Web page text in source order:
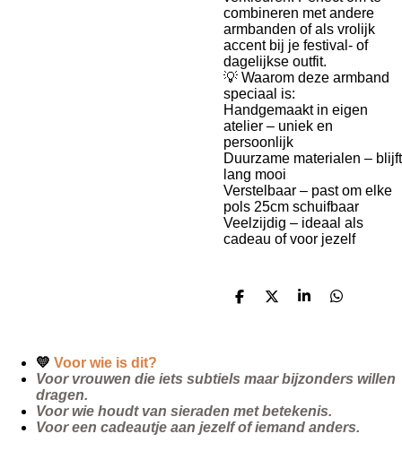
combineren met andere
armbanden of als vrolijk
accent bij je festival- of
dagelijkse outfit.
💡 Waarom deze armband
speciaal is:
Handgemaakt in eigen
atelier – uniek en
persoonlijk
Duurzame materialen – blijft
lang mooi
Verstelbaar – past om elke
pols 25cm schuifbaar
Veelzijdig – ideaal als
cadeau of voor jezelf
D
D
S
D
💛 Voor wie is dit?
Voor vrouwen die iets subtiels maar bijzonders willen
dragen.
Voor wie houdt van sieraden met betekenis.
Voor een cadeautje aan jezelf of iemand anders.